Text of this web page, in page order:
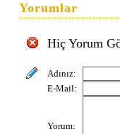
Yorumlar
Hiç Yorum
Adınız:
E-Mail:
Yorum: